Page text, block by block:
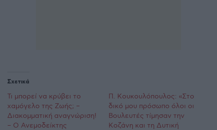
Σχετικά
Τι μπορεί να κρύβει το
χαμόγελο της Ζωής; –
Διακομματική αναγνώριση!
– Ο Ανεμοδείκτης
Π. Κουκουλόπουλος: «Στο
δικό μου πρόσωπο όλοι οι
Βουλευτές τίμησαν την
Κοζάνη και τη Δυτική